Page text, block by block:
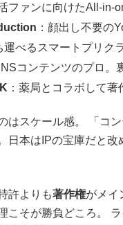
ファンに向けたAll-in-
：顔出し不要の
運べるスマートプリク
コンテンツのプロ。
：薬局とコラボして
はスケール感。 「コ
日本はIPの宝庫だと
許よりも著作権がメイ
こそが勝負どころ。